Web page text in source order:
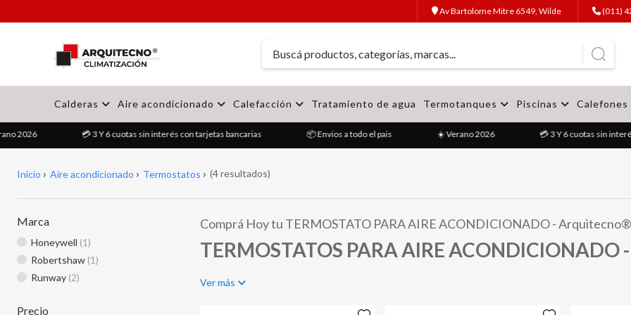
Av Bartolome Mitre 6549, Wilde (011)
Calderas Aire acondicionado Calefacción Tratamiento de agua Termotanques Piscinas Calefones
2026 💳 3 Y 6 cuotas sin interés con tarjetas bancarias 📦 Envios a todo el pais ☀️ Verano 2026 💳 3 Y 6 cuotas sin
Inicio Aire acondicionado Termostatos (4 resultados)
Marca
Honeywell (1)
Robertshaw (1)
Runway (2)
Precio
Comprá Hoy tu TERMOSTATO PARA AIRE ACONDICIONADO - Arquitecno®
TERMOSTATOS PARA AIRE
🌡️ Descubrí nuestra amplia selección de
Ver más